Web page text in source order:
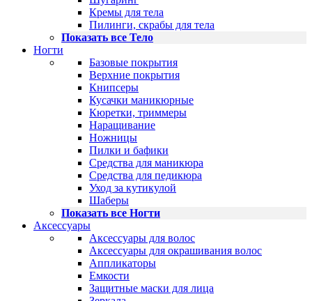
Кремы для тела
Пилинги, скрабы для тела
Показать все Тело
Ногти
Базовые покрытия
Верхние покрытия
Книпсеры
Кусачки маникюрные
Кюретки, триммеры
Наращивание
Ножницы
Пилки и бафики
Средства для маникюра
Средства для педикюра
Уход за кутикулой
Шаберы
Показать все Ногти
Аксессуары
Аксессуары для волос
Аксессуары для окрашивания волос
Аппликаторы
Емкости
Защитные маски для лица